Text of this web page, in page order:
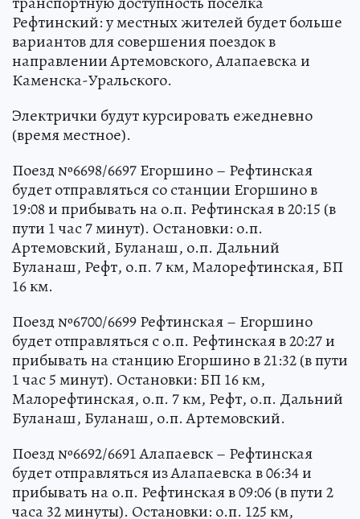
Рефтинский: у местных жителей будет больше
вариантов для совершения поездок в
направлении Артемовского, Алапаевска и
Каменска-Уральского.
Электрички будут курсировать ежедневно
(время местное).
Поезд №6698/6697 Егоршино – Рефтинская
будет отправляться со станции Егоршино в
19:08 и прибывать на о.п. Рефтинская в 20:15 (в
пути 1 час 7 минут). Остановки: о.п.
Артемовский, Буланаш, о.п. Дальний
Буланаш, Рефт, о.п. 7 км, Малорефтинская, БП
16 км.
Поезд №6700/6699 Рефтинская – Егоршино
будет отправляться с о.п. Рефтинская в 20:27 и
прибывать на станцию Егоршино в 21:32 (в пути
1 час 5 минут). Остановки: БП 16 км,
Малорефтинская, о.п. 7 км, Рефт, о.п. Дальний
Буланаш, Буланаш, о.п. Артемовский.
Поезд №6692/6691 Алапаевск – Рефтинская
будет отправляться из Алапаевска в 06:34 и
прибывать на о.п. Рефтинская в 09:06 (в пути 2
часа 32 минуты). Остановки: о.п. 125 км,